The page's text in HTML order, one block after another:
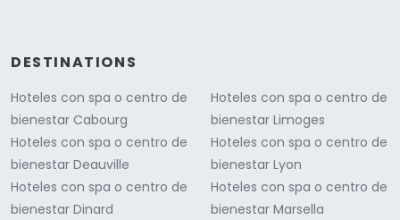
DESTINATIONS
Hoteles con spa o centro de
bienestar Cabourg
Hoteles con spa o centro de
bienestar Deauville
Hoteles con spa o centro de
bienestar Dinard
Hoteles con spa o centro de
bienestar Limoges
Hoteles con spa o centro de
bienestar Lyon
Hoteles con spa o centro de
bienestar Marsella